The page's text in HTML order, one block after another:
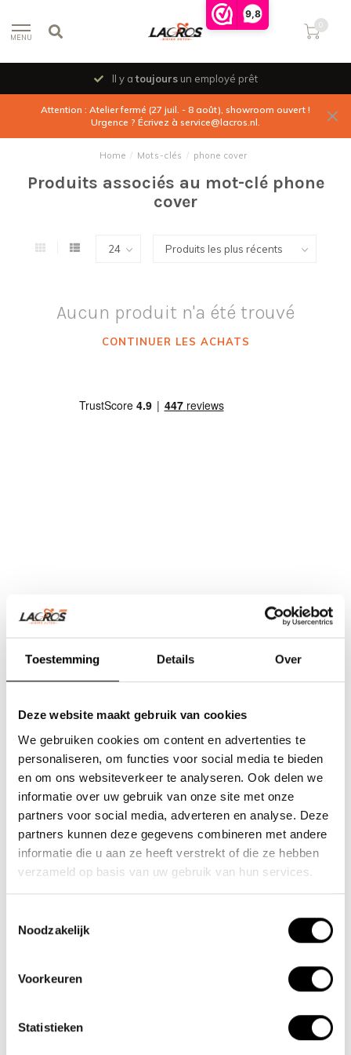
9,8
Toestemming Details Over
Deze website maakt gebruik van cookies
We gebruiken cookies om content en advertenties te
personaliseren, om functies voor social media te bieden
en om ons websiteverkeer te analyseren. Ook delen we
informatie over uw gebruik van onze site met onze
partners voor social media, adverteren en analyse. Deze
partners kunnen deze gegevens combineren met andere
informatie die u aan ze heeft verstrekt of die ze hebben
verzameld op basis van uw gebruik van hun services.
Noodzakelijk
Voorkeuren
Statistieken
MENU
0
Il y atoujoursun employé prêt
Attention : Atelier fermé (27 juil. - 8 août), showroom ouvert !
Urgence ? Écrivez à service@lacros.nl.
Home / Mots-clés / phone cover
Produits associés au mot-clé phone
cover
Aucun produit n'a été trouvé
CONTINUER LES ACHATS
Team Lacros
Nieuwe Eerdsebaan 16, 5482 VS Schijndel Nederland
Numéro de la Chambre de Commerce : 62140957
Numéro de TVA : NL854680950B01
(+31) 73 203 2487
(+31) 73 203 2487